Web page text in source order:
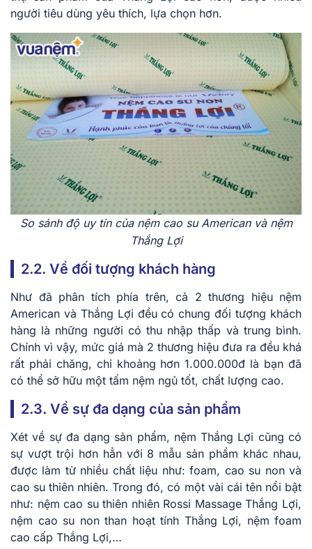
người tiêu dùng yêu thích, lựa chọn hơn.
So sánh độ uy tín của nệm cao su American và nệm
Thắng Lợi
2.2. Về đối tượng khách hàng
Như đã phân tích phía trên, cả 2 thương hiệu nệm
American và Thắng Lợi đều có chung đối tượng khách
hàng là những người có thu nhập thấp và trung bình.
Chính vì vậy, mức giá mà 2 thương hiệu đưa ra đều khá
rất phải chăng, chỉ khoảng hơn 1.000.000đ là bạn đã
có thể sở hữu một tấm nệm ngủ tốt, chất lượng cao.
2.3. Về sự đa dạng của sản phẩm
Xét về sự đa dạng sản phẩm, nệm Thắng Lợi cũng có
sự vượt trội hơn hẳn với 8 mẫu sản phẩm khác nhau,
được làm từ nhiều chất liệu như: foam, cao su non và
cao su thiên nhiên. Trong đó, có một vài cái tên nổi bật
như: nệm cao su thiên nhiên Rossi Massage Thắng Lợi,
nệm cao su non than hoạt tính Thắng Lợi, nệm foam
cao cấp Thắng Lợi,…